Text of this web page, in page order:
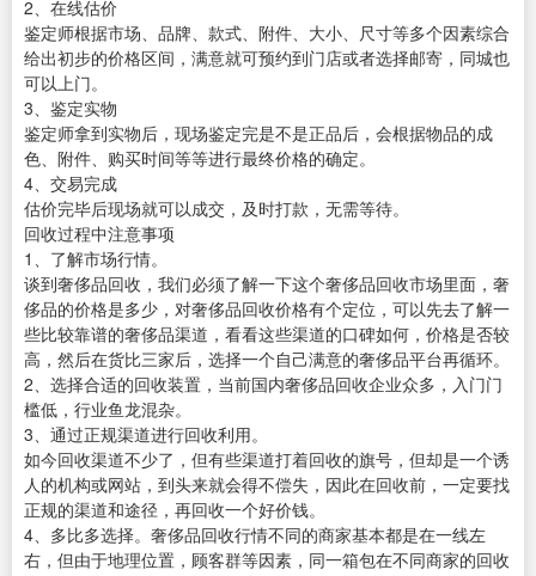
2、在线估价
鉴定师根据市场、品牌、款式、附件、大小、尺寸等多个因素综合
给出初步的价格区间，满意就可预约到门店或者选择邮寄，同城也
可以上门。
3、鉴定实物
鉴定师拿到实物后，现场鉴定完是不是正品后，会根据物品的成
色、附件、购买时间等等进行最终价格的确定。
4、交易完成
估价完毕后现场就可以成交，及时打款，无需等待。
回收过程中注意事项
1、了解市场行情。
谈到奢侈品回收，我们必须了解一下这个奢侈品回收市场里面，奢
侈品的价格是多少，对奢侈品回收价格有个定位，可以先去了解一
些比较靠谱的奢侈品渠道，看看这些渠道的口碑如何，价格是否较
高，然后在货比三家后，选择一个自己满意的奢侈品平台再循环。
2、选择合适的回收装置，当前国内奢侈品回收企业众多，入门门
槛低，行业鱼龙混杂。
3、通过正规渠道进行回收利用。
如今回收渠道不少了，但有些渠道打着回收的旗号，但却是一个诱
人的机构或网站，到头来就会得不偿失，因此在回收前，一定要找
正规的渠道和途径，再回收一个好价钱。
4、多比多选择。奢侈品回收行情不同的商家基本都是在一线左
右，但由于地理位置，顾客群等因素，同一箱包在不同商家的回收